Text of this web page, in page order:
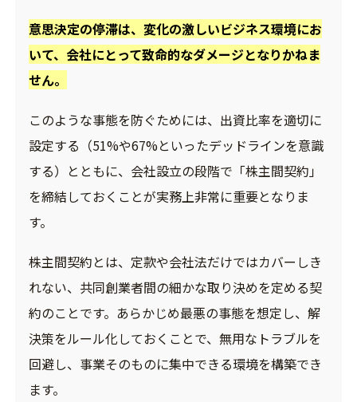
意思決定の停滞は、変化の激しいビジネス環境にお
いて、会社にとって致命的なダメージとなりかねま
せん。
このような事態を防ぐためには、出資比率を適切に
設定する（51%や67%といったデッドラインを意識
する）とともに、会社設立の段階で「株主間契約」
を締結しておくことが実務上非常に重要となりま
す。
株主間契約とは、定款や会社法だけではカバーしき
れない、共同創業者間の細かな取り決めを定める契
約のことです。あらかじめ最悪の事態を想定し、解
決策をルール化しておくことで、無用なトラブルを
回避し、事業そのものに集中できる環境を構築でき
ます。